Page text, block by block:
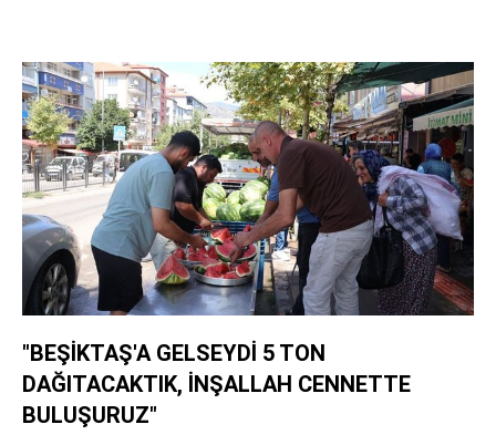
"BEŞİKTAŞ'A GELSEYDİ 5 TON
DAĞITACAKTIK, İNŞALLAH CENNETTE
BULUŞURUZ"